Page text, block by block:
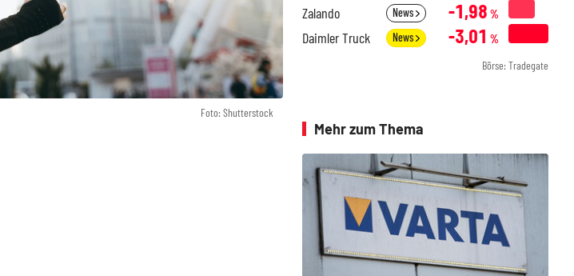
Foto: Shutterstock
Zalando News -1,98 %
Daimler Truck News -3,01 %
Börse: Tradegate
Mehr zum Thema